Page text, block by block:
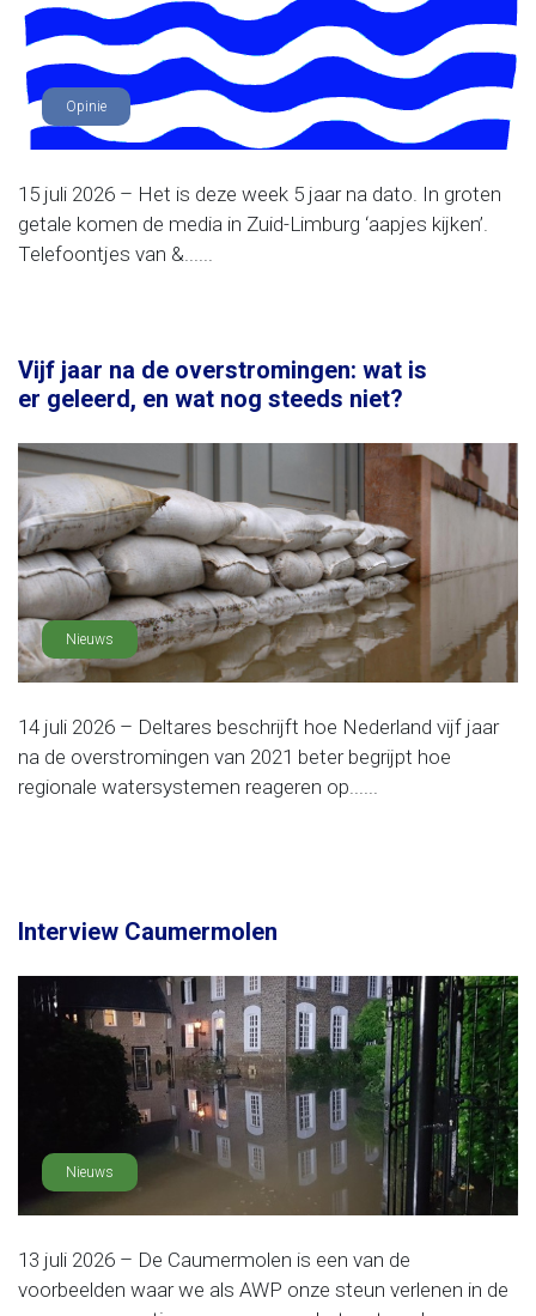
Opinie
15 juli 2026 – Het is deze week 5 jaar na dato. In groten
getale komen de media in Zuid-Limburg ‘aapjes kijken’.
Telefoontjes van &......
Vijf jaar na de overstromingen: wat is
er geleerd, en wat nog steeds niet?
Nieuws
14 juli 2026 – Deltares beschrijft hoe Nederland vijf jaar
na de overstromingen van 2021 beter begrijpt hoe
regionale watersystemen reageren op......
Interview Caumermolen
Nieuws
13 juli 2026 – De Caumermolen is een van de
voorbeelden waar we als AWP onze steun verlenen in de